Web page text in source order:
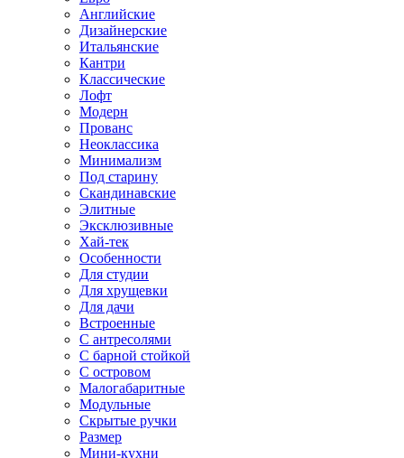
Английские
Дизайнерские
Итальянские
Кантри
Классические
Лофт
Модерн
Прованс
Неоклассика
Минимализм
Под старину
Скандинавские
Элитные
Эксклюзивные
Хай-тек
Особенности
Для студии
Для хрущевки
Для дачи
Встроенные
С антресолями
С барной стойкой
С островом
Малогабаритные
Модульные
Скрытые ручки
Размер
Мини-кухни